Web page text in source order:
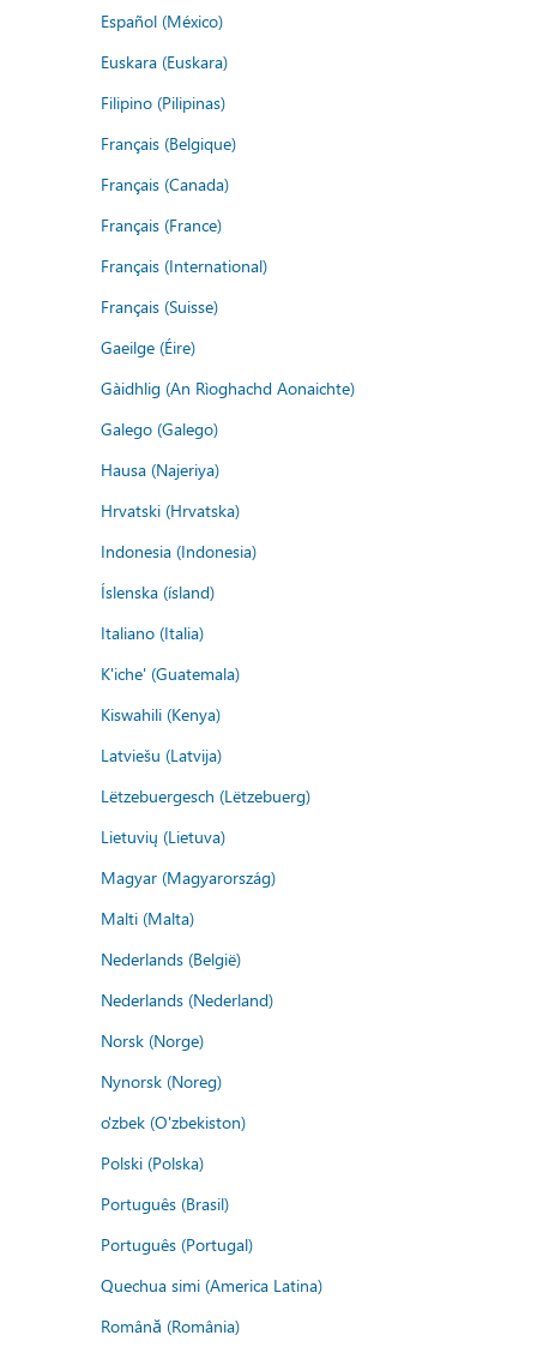
Español (México)
Euskara (Euskara)
Filipino (Pilipinas)
Français (Belgique)
Français (Canada)
Français (France)
Français (International)
Français (Suisse)
Gaeilge (Éire)
Gàidhlig (An Rìoghachd Aonaichte)
Galego (Galego)
Hausa (Najeriya)
Hrvatski (Hrvatska)
Indonesia (Indonesia)
Íslenska (ísland)
Italiano (Italia)
K'iche' (Guatemala)
Kiswahili (Kenya)
Latviešu (Latvija)
Lëtzebuergesch (Lëtzebuerg)
Lietuvių (Lietuva)
Magyar (Magyarország)
Malti (Malta)
Nederlands (België)
Nederlands (Nederland)
Norsk (Norge)
Nynorsk (Noreg)
o'zbek (O'zbekiston)
Polski (Polska)
Português (Brasil)
Português (Portugal)
Quechua simi (America Latina)
Română (România)